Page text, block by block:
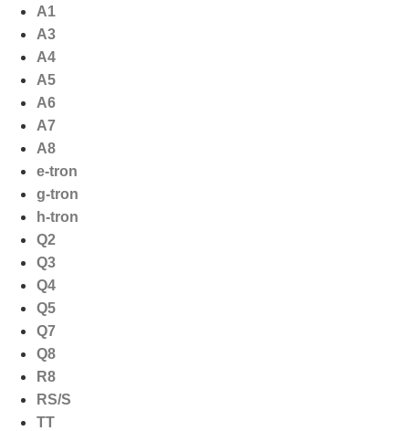
naar
inhoud
A1
A3
A4
A5
A6
A7
A8
e-tron
g-tron
h-tron
Q2
Q3
Q4
Q5
Q7
Q8
R8
RS/S
TT